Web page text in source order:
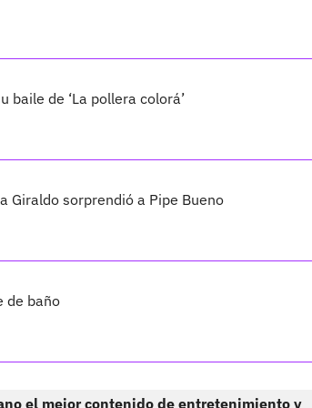
baile de ‘La pollera colorá’
Giraldo sorprendió a Pipe Bueno
de baño
el mejor contenido de entretenimiento y